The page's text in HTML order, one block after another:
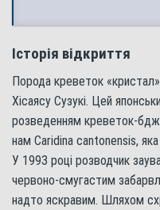
Історія відкриття
Порода креветок
Хісаясу Сузукі. Цей
розведенням креветок-
нам Caridina cantonensis,
У 1993 році розводчик
червоно-смугастим
надто яскравим. Шляхом